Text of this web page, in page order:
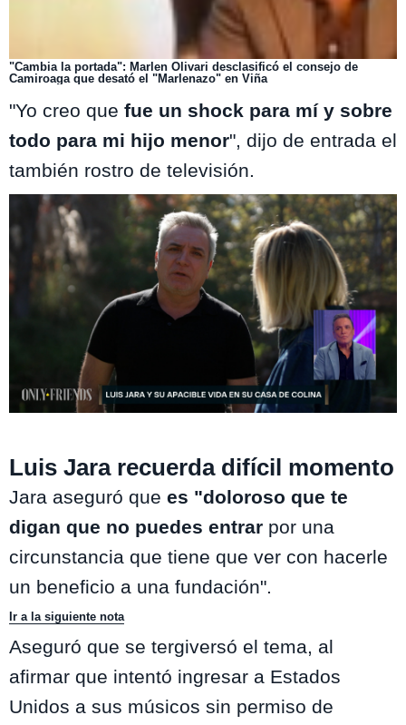
"Cambia la portada": Marlen Olivari desclasificó el consejo de
Camiroaga que desató el "Marlenazo" en Viña
"Yo creo que fue un shock para mí y sobre
todo para mi hijo menor", dijo de entrada el
también rostro de televisión.
Luis Jara recuerda difícil momento
Jara aseguró que es "doloroso que te
digan que no puedes entrar por una
circunstancia que tiene que ver con hacerle
un beneficio a una fundación".
Ir a la siguiente nota
Aseguró que se tergiversó el tema, al
afirmar que intentó ingresar a Estados
Unidos a sus músicos sin permiso de